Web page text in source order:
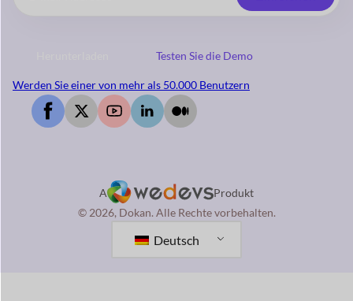
Testen Sie die Demo
Werden Sie einer von mehr als 50.000 Benutzern
A
Produkt
© 2026, Dokan. Alle Rechte vorbehalten.
Deutsch